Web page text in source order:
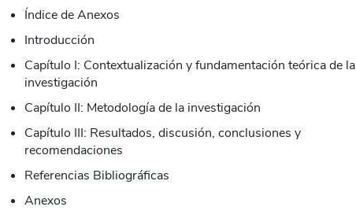
Índice de Anexos
Introducción
Capítulo I: Contextualización y fundamentación teórica de la
investigación
Capítulo II: Metodología de la investigación
Capítulo III: Resultados, discusión, conclusiones y
recomendaciones
Referencias Bibliográficas
Anexos